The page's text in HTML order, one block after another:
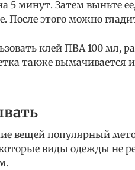
5 минут. Затем выньте
После этого можно
клей ПВА 100 мл,
также вымачивается
вещей популярный
виды одежды не